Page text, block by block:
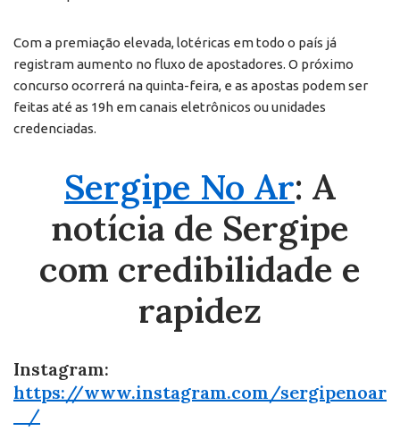
Com a premiação elevada, lotéricas em todo o país já
registram aumento no fluxo de apostadores. O próximo
concurso ocorrerá na quinta-feira, e as apostas podem ser
feitas até as 19h em canais eletrônicos ou unidades
credenciadas.
Sergipe No Ar: A
notícia de Sergipe
com credibilidade e
rapidez
Instagram:
https://www.instagram.com/sergipenoar
_/